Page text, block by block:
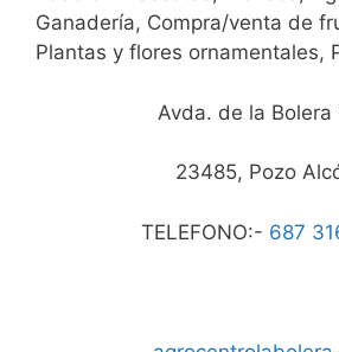
Ganadería, Compra/venta de
Plantas y flores ornamentales,
Avda. de la Bolera
23485, Pozo
TELEFONO:- 687